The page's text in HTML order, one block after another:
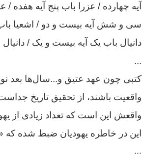
آیه چهارده / عزرا باب پنج آیه
سی و شش آیه بیست و دو / اشعیا
دانیال باب یک آیه بیست و یک /
...
کتبی چون عهد عتیق و...سال‌ها بعد
واقعيت باشند، از تحقیق تاريخ
واقعش این است که تعداد زیادی از
این در خاطره یهودیان ضبط شده‌ که
...